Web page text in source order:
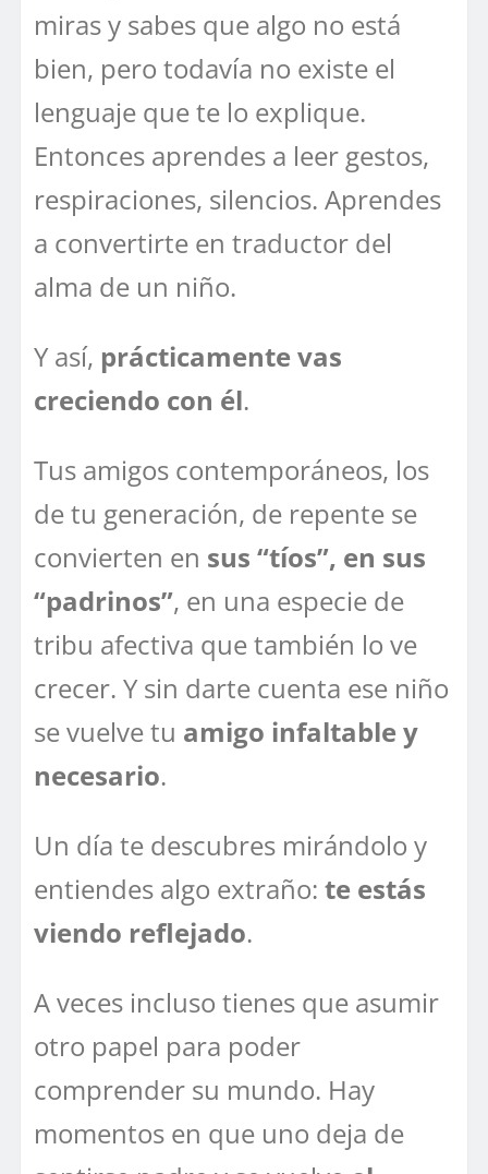
miras y sabes que algo no está
bien, pero todavía no existe el
lenguaje que te lo explique.
Entonces aprendes a leer gestos,
respiraciones, silencios. Aprendes
a convertirte en traductor del
alma de un niño.
Y así, prácticamente vas
creciendo con él.
Tus amigos contemporáneos, los
de tu generación, de repente se
convierten en sus “tíos”, en sus
“padrinos”, en una especie de
tribu afectiva que también lo ve
crecer. Y sin darte cuenta ese niño
se vuelve tu amigo infaltable y
necesario.
Un día te descubres mirándolo y
entiendes algo extraño: te estás
viendo reflejado.
A veces incluso tienes que asumir
otro papel para poder
comprender su mundo. Hay
momentos en que uno deja de